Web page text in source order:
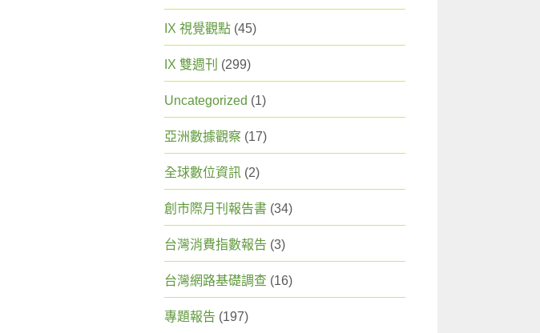
IX 視覺觀點 (45)
IX 雙週刊 (299)
Uncategorized (1)
亞洲數據觀察 (17)
全球數位資訊 (2)
創市際月刊報告書 (34)
台灣消費指數報告 (3)
台灣網路基礎調查 (16)
專題報告 (197)